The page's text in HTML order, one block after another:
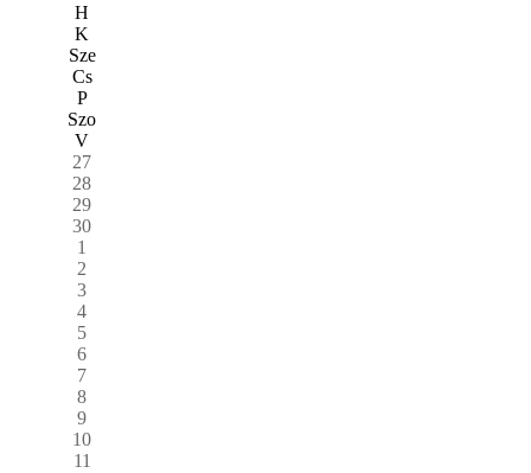
H
K
Sze
Cs
P
Szo
V
27
28
29
30
1
2
3
4
5
6
7
8
9
10
11